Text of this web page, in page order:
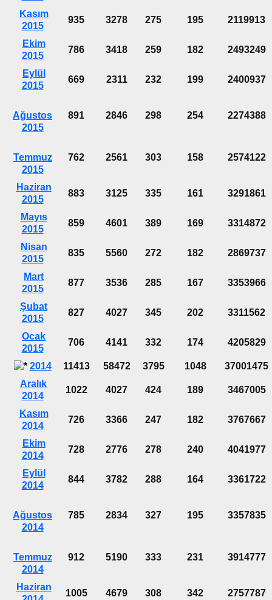
Kasım
2015
935 3278 275 195 2119913
Ekim
2015
786 3418 259 182 2493249
Eylül
2015
669 2311 232 199 2400937
Ağustos
2015
891 2846 298 254 2274388
Temmuz
2015
762 2561 303 158 2574122
Haziran
2015
883 3125 335 161 3291861
Mayıs
2015
859 4601 389 169 3314872
Nisan
2015
835 5560 272 182 2869737
Mart
2015
877 3536 285 167 3353966
Şubat
2015
827 4027 345 202 3311562
Ocak
2015
706 4141 332 174 4205829
2014 11413 58472 3795 1048
37001475
Aralık
2014
1022 4027 424 189 3467005
Kasım
2014
726 3366 247 182 3767667
Ekim
2014
728 2776 278 240 4041977
Eylül
2014
844 3782 288 164 3361722
Ağustos
2014
785 2834 327 195 3357835
Temmuz
2014
912 5190 333 231 3914777
Haziran
1005 4679 308 342 2757787